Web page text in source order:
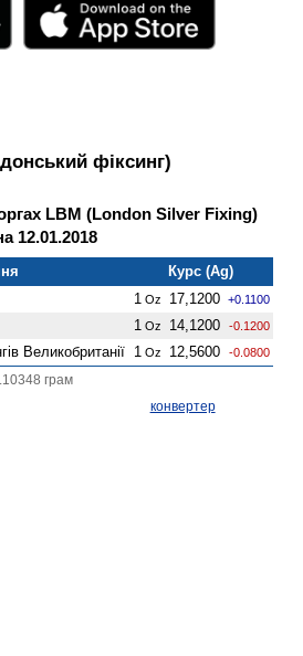
фіксинг)
LBM (London Silver Fixing)
12.01.2018
Курс (Ag)
1 Oz 17,1200 +0.1100
1 Oz 14,1200 -0.1200
Велико­британії 1 Oz 12,5600 -0.0800
грам
конвертер